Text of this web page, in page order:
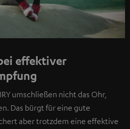
effektiver
umschließen nicht das Ohr,
Das bürgt für eine gute
aber trotzdem eine effektive